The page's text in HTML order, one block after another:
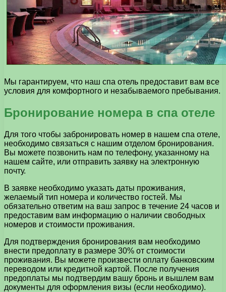
Мы гарантируем, что наш спа отель предоставит вам все
условия для комфортного и незабываемого пребывания.
Бронирование номера в спа отеле
Для того чтобы забронировать номер в нашем спа отеле,
необходимо связаться с нашим отделом бронирования.
Вы можете позвонить нам по телефону, указанному на
нашем сайте, или отправить заявку на электронную
почту.
В заявке необходимо указать даты проживания,
желаемый тип номера и количество гостей. Мы
обязательно ответим на ваш запрос в течение 24 часов и
предоставим вам информацию о наличии свободных
номеров и стоимости проживания.
Для подтверждения бронирования вам необходимо
внести предоплату в размере 30% от стоимости
проживания. Вы можете произвести оплату банковским
переводом или кредитной картой. После получения
предоплаты мы подтвердим вашу бронь и вышлем вам
документы для оформления визы (если необходимо).